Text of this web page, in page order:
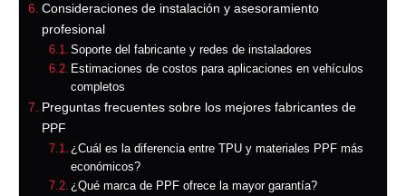
Consideraciones de instalación y asesoramiento
profesional
Soporte del fabricante y redes de instaladores
Estimaciones de costos para aplicaciones en vehículos
completos
Preguntas frecuentes sobre los mejores fabricantes de
PPF
¿Cuál es la diferencia entre TPU y materiales PPF más
económicos?
¿Qué marca de PPF ofrece la mayor garantía?